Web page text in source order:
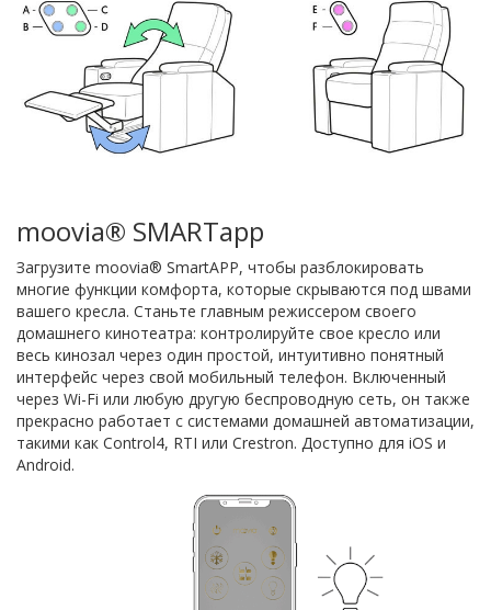
moovia® SMARTapp
Загрузите moovia® SmartAPP, чтобы разблокировать
многие функции комфорта, которые скрываются под швами
вашего кресла. Станьте главным режиссером своего
домашнего кинотеатра: контролируйте свое кресло или
весь кинозал через один простой, интуитивно понятный
интерфейс через свой мобильный телефон. Включенный
через Wi-Fi или любую другую беспроводную сеть, он также
прекрасно работает с системами домашней автоматизации,
такими как Control4, RTI или Crestron. Доступно для iOS и
Android.